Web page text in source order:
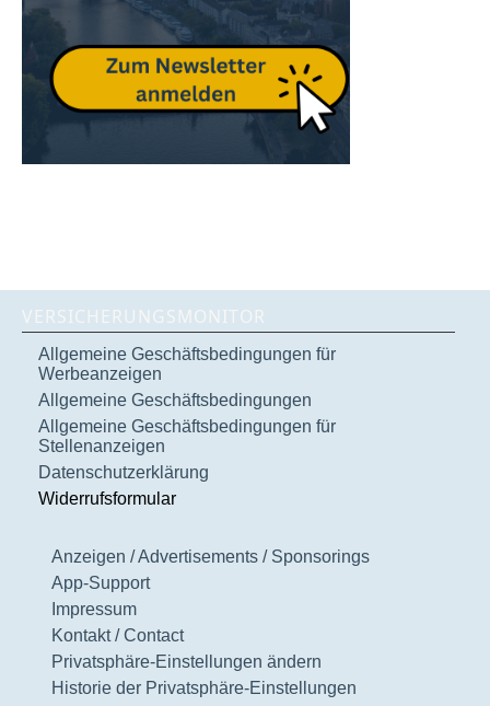
VERSICHERUNGSMONITOR
Allgemeine Geschäftsbedingungen für
Werbeanzeigen
Allgemeine Geschäftsbedingungen
Allgemeine Geschäftsbedingungen für
Stellenanzeigen
Datenschutzerklärung
Widerrufsformular
Anzeigen / Advertisements / Sponsorings
App-Support
Impressum
Kontakt / Contact
Privatsphäre-Einstellungen ändern
Historie der Privatsphäre-Einstellungen